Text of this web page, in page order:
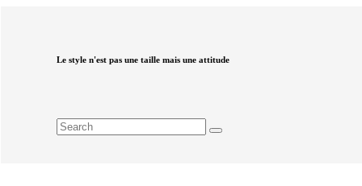
Le style n'est pas une taille mais une attitude